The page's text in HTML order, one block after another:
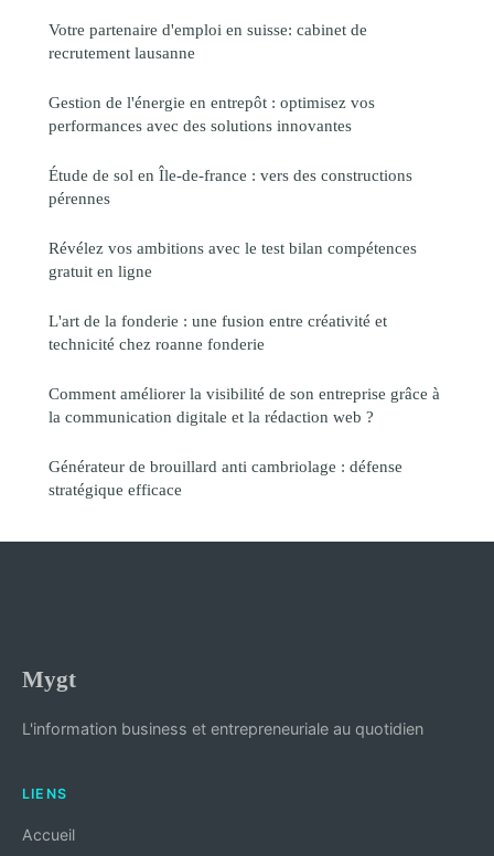
Votre partenaire d'emploi en suisse: cabinet de
recrutement lausanne
Gestion de l'énergie en entrepôt : optimisez vos
performances avec des solutions innovantes
Étude de sol en Île-de-france : vers des constructions
pérennes
Révélez vos ambitions avec le test bilan compétences
gratuit en ligne
L'art de la fonderie : une fusion entre créativité et
technicité chez roanne fonderie
Comment améliorer la visibilité de son entreprise grâce à
la communication digitale et la rédaction web ?
Générateur de brouillard anti cambriolage : défense
stratégique efficace
Mygt
L'information business et entrepreneuriale au quotidien
LIENS
Accueil